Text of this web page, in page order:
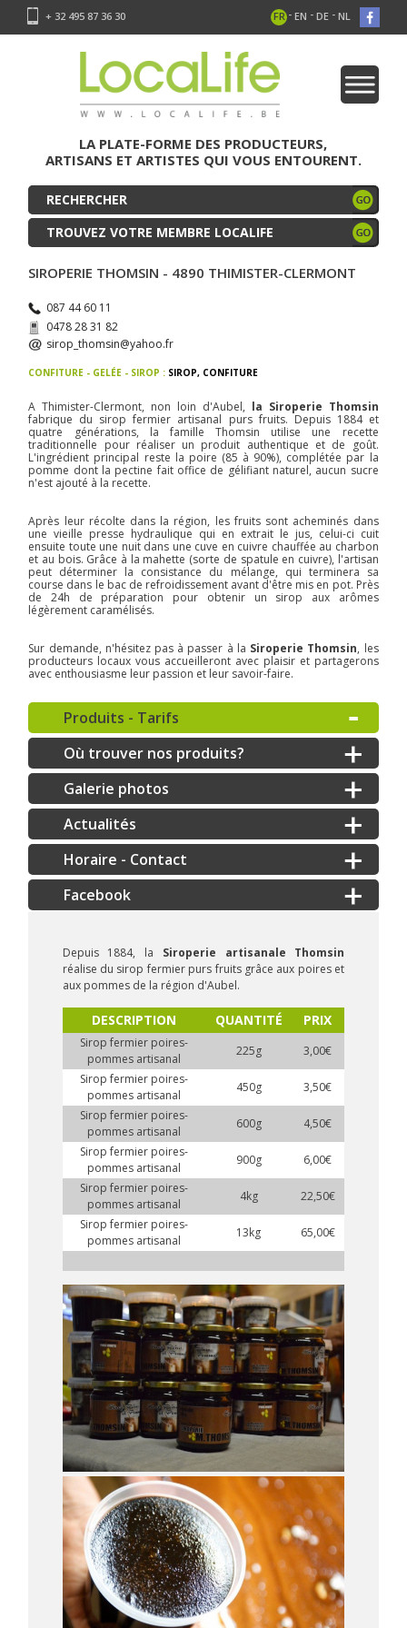
+ 32 495 87 36 30 FR - EN - DE - NL
LA PLATE-FORME DES PRODUCTEURS,
ARTISANS ET ARTISTES QUI VOUS ENTOURENT.
TROUVEZ VOTRE MEMBRE LOCALIFE
SIROPERIE THOMSIN - 4890 THIMISTER-CLERMONT
087 44 60 11
0478 28 31 82
sirop_thomsin@yahoo.fr
CONFITURE - GELÉE - SIROP : SIROP, CONFITURE
A Thimister-Clermont, non loin d'Aubel, la Siroperie Thomsin
fabrique du sirop fermier artisanal purs fruits. Depuis 1884 et
quatre générations, la famille Thomsin utilise une recette
traditionnelle pour réaliser un produit authentique et de goût.
L'ingrédient principal reste la poire (85 à 90%), complétée par la
pomme dont la pectine fait office de gélifiant naturel, aucun sucre
n'est ajouté à la recette.
Après leur récolte dans la région, les fruits sont acheminés dans
une vieille presse hydraulique qui en extrait le jus, celui-ci cuit
ensuite toute une nuit dans une cuve en cuivre chauffée au charbon
et au bois. Grâce à la mahette (sorte de spatule en cuivre), l'artisan
peut déterminer la consistance du mélange, qui terminera sa
course dans le bac de refroidissement avant d'être mis en pot. Près
de 24h de préparation pour obtenir un sirop aux arômes
légèrement caramélisés.
Sur demande, n'hésitez pas à passer à la Siroperie Thomsin, les
producteurs locaux vous accueilleront avec plaisir et partagerons
avec enthousiasme leur passion et leur savoir-faire.
Produits - Tarifs
Où trouver nos produits?
Galerie photos
Actualités
Horaire - Contact
Depuis 1884, la Siroperie artisanale Thomsin
réalise du sirop fermier purs fruits grâce aux poires et
aux pommes de la région d'Aubel.
DESCRIPTION QUANTITÉ PRIX
Sirop fermier poires-
pommes artisanal
225g
3,00€
Sirop fermier poires-
pommes artisanal
450g
3,50€
Sirop fermier poires-
pommes artisanal
600g
4,50€
Sirop fermier poires-
pommes artisanal
900g
6,00€
Sirop fermier poires-
pommes artisanal
4kg
22,50€
Sirop fermier poires-
pommes artisanal
13kg 65,00€